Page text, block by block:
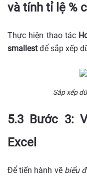
và tính tỉ lệ %
Thực hiện thao tác
smallestđể sắp xếp
Sắp xếp
5.3 Bước 3:
Excel
Để tiến hành vẽ biểu